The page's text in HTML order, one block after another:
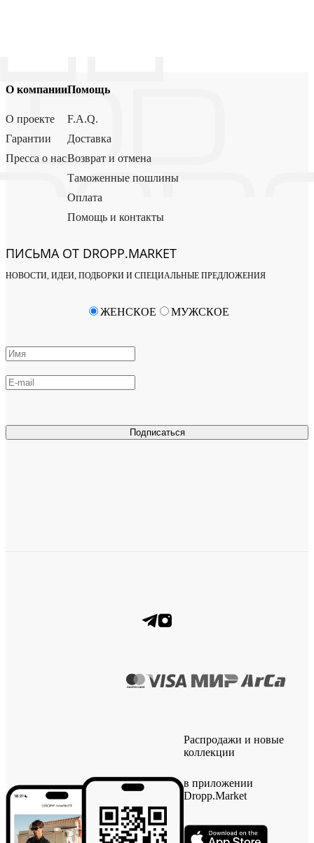
О компании
О проекте
Гарантии
Пресса о нас
Помощь
F.A.Q.
Доставка
Возврат и отмена
Таможенные пошлины
Оплата
Помощь и контакты
ПИСЬМА ОТ DROPP.MARKET
НОВОСТИ, ИДЕИ, ПОДБОРКИ И СПЕЦИАЛЬНЫЕ ПРЕДЛОЖЕНИЯ
Подписаться
ЖЕНСКОЕ МУЖСКОЕ
Распродажи и новые
коллекции
в приложении
Dropp.Market